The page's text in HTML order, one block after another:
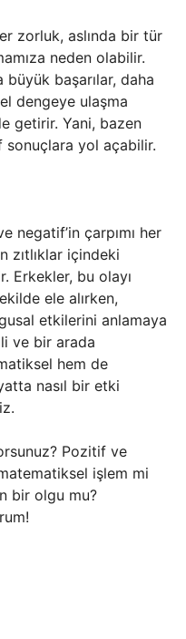
zorluk, aslında bir tür
neden olabilir.
büyük başarılar, daha
dengeye ulaşma
getirir. Yani, bazen
yol açabilir.
negatif’in çarpımı her
zıtlıklar içindeki
Erkekler, bu olayı
ele alırken,
etkilerini anlamaya
ve bir arada
hem de
nasıl bir etki
Pozitif ve
işlem mi
bir olgu mu?